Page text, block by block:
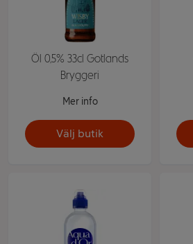
Öl 0,5% 33cl Gotlands
Bryggeri
Mer info
Välj butik